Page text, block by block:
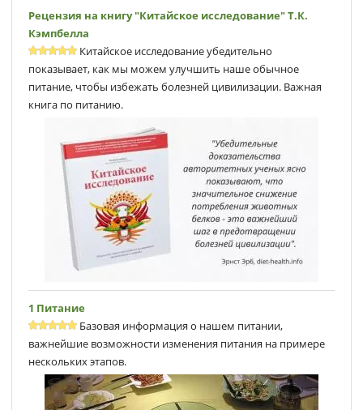
Рецензия на книгу "Китайское исследование" Т.К.
Кэмпбеллa
Китайское исследование убедительно
показывает, как мы можем улучшить наше обычное
питание, чтобы избежать болезней цивилизации. Важная
книга по питанию.
1 Питание
Базовая информация о нашем питании,
важнейшие возможности изменения питания на примере
нескольких этапов.